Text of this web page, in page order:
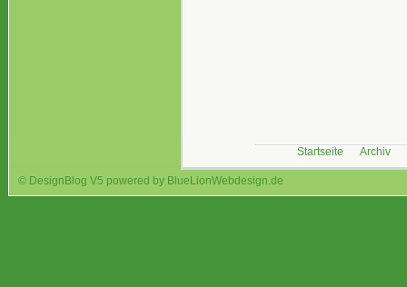
Startseite Archiv
© DesignBlog V5 powered by BlueLionWebdesign.de